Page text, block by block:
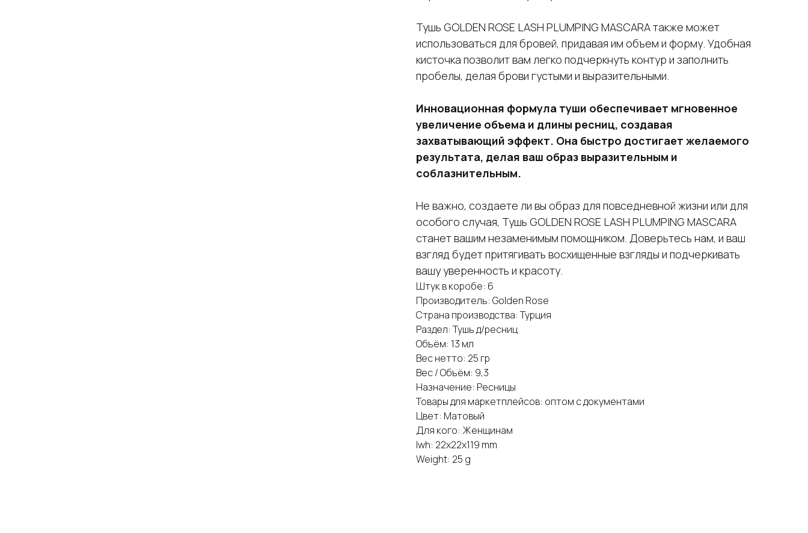
Тушь GOLDEN ROSE LASH PLUMPING MASCARA также может
использоваться для бровей, придавая им объем и форму. Удобная
кисточка позволит вам легко подчеркнуть контур и заполнить
пробелы, делая брови густыми и выразительными.
Инновационная формула туши обеспечивает мгновенное
увеличение объема и длины ресниц, создавая
захватывающий эффект. Она быстро достигает желаемого
результата, делая ваш образ выразительным и
соблазнительным.
Не важно, создаете ли вы образ для повседневной жизни или для
особого случая, Тушь GOLDEN ROSE LASH PLUMPING MASCARA
станет вашим незаменимым помощником. Доверьтесь нам, и ваш
взгляд будет притягивать восхищенные взгляды и подчеркивать
вашу уверенность и красоту.
Штук в коробе: 6
Производитель: Golden Rose
Страна производства: Турция
Раздел: Тушь д/ресниц
Объём: 13 мл
Вес нетто: 25 гр
Вес / Объём: 9,3
Назначение: Ресницы
Товары для маркетплейсов: оптом с документами
Цвет: Матовый
Для кого: Женщинам
lwh: 22x22x119 mm
Weight: 25 g